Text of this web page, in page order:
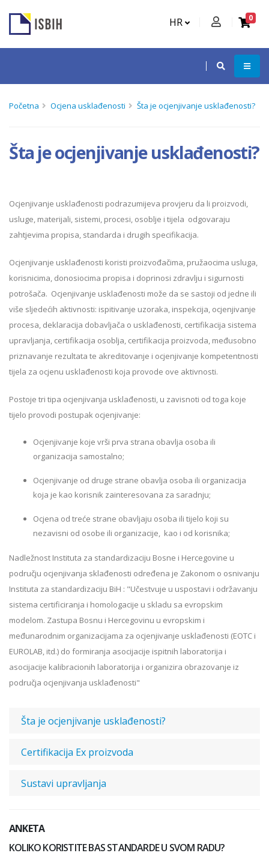
HR 0
Početna Ocjena usklađenosti Šta je ocjenjivanje usklađenosti?
Šta je ocjenjivanje usklađenosti?
Ocjenjivanje usklađenosti podrazumijeva provjeru da li proizvodi,
usluge, materijali, sistemi, procesi, osoblje i tijela odgovaraju
zahtjevima propisa, standarda i drugih specifikacija.
Ocjenjivanje usklađenosti koristi proizvođačima, pružaocima usluga,
korisnicima, donosiocima propisa i doprinosi zdravlju i sigurnosti
potrošača. Ocjenjivanje usklađenosti može da se sastoji od jedne ili
više sljedećih aktivnosti: ispitivanje uzoraka, inspekcija, ocjenjivanje
procesa, deklaracija dobavljača o usklađenosti, certifikacija sistema
upravljanja, certifikacija osoblja, certifikacija proizvoda, međusobno
priznavanje rezultata te akreditovanje i ocjenjivanje kompetentnosti
tijela za ocjenu usklađenosti koja provode ove aktivnosti.
Postoje tri tipa ocjenjivanja usklađenosti, u zavisnoti od toga koje
tijelo provodi postupak ocjenjivanje:
Ocjenjivanje koje vrši prva strana obavlja osoba ili
organizacija samostalno;
Ocjenjivanje od druge strane obavlja osoba ili organizacija
koja je kao korisnik zainteresovana za saradnju;
Ocjena od treće strane obavljaju osoba ili tijelo koji su
nezavisni od osobe ili organizacije, kao i od korisnika;
Nadležnost Instituta za standardizaciju Bosne i Hercegovine u
području ocjenjivanja sklađenosti određena je Zakonom o osnivanju
Instituta za standardizaciju BiH : "Učestvuje u uspostavi i održavanju
sistema certificiranja i homologacije u skladu sa evropskim
modelom. Zastupa Bosnu i Hercegovinu u evropskim i
međunarodnim organizacijama za ocjenjivanje usklađenosti (EOTC i
EUROLAB, itd.) do formiranja asocijacije ispitnih laboratorija i
asocijacije kalibracionih laboratorija i organizira obrazovanje iz
područja ocjenjivanja usklađenosti"
Šta je ocjenjivanje usklađenosti?
Certifikacija Ex proizvoda
Sustavi upravljanja
ANKETA
KOLIKO KORISTITE BAS STANDARDE U SVOM RADU?